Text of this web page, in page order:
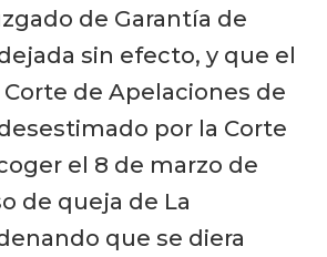
de Garantía de
sin efecto, y que el
de Apelaciones de
por la Corte
el 8 de marzo de
de queja de La
que se diera